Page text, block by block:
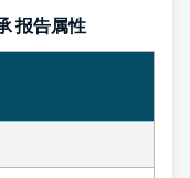
报告属性